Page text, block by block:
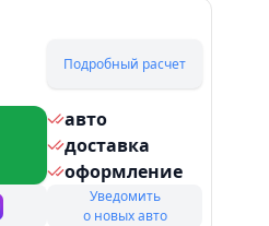
Подробный расчет
авто
доставка
оформление
Уведомить
о новых авто